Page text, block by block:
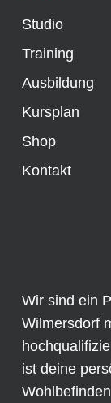
Studio
Training
Ausbildung
Kursplan
Shop
Kontakt
Wir sind ein
Wilmersdorf
ist deine